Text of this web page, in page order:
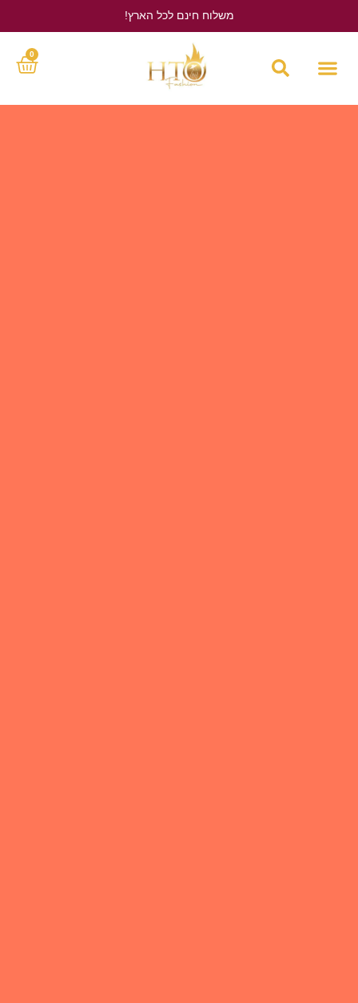
משלוח חינם לכל הארץ!
0